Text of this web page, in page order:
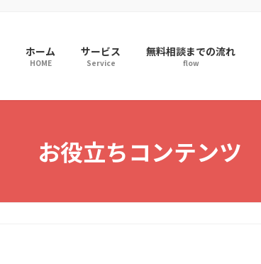
ホーム
HOME
サービス
Service
無料相談までの流れ
flow
お役立ちコンテンツ